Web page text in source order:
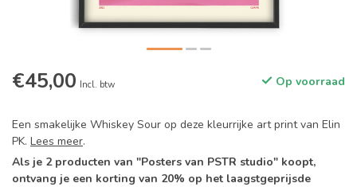
€45,00 Incl. btw Op voorraad
Een smakelijke Whiskey Sour op deze kleurrijke art print van Elin
PK. Lees meer.
Als je 2 producten van "Posters van PSTR studio" koopt,
ontvang je een korting van 20% op het laagstgeprijsde